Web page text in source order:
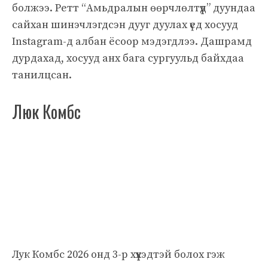
болжээ. Ретт “Амьдралын өөрчлөлтүүд” дуундаа
сайхан шинэчлэгдсэн дууг дуулах үед хосууд
Instagram-д албан ёсоор мэдэгдлээ. Дашрамд
дурдахад, хосууд анх бага сургуульд байхдаа
танилцсан.
Люк Комбс
Лук Комбс 2026 онд 3-р хүүхэдтэй болох гэж